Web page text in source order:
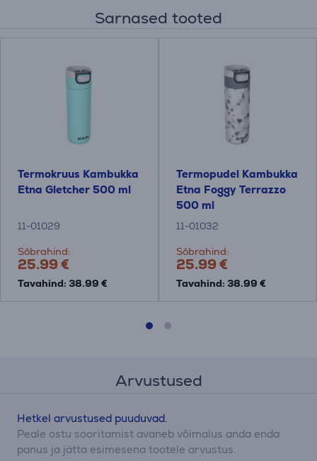
Sarnased tooted
Termokruus Kambukka
Etna Gletcher 500 ml
11-01029
Sõbrahind:
25.99 €
Tavahind: 38.99 €
Termopudel Kambukka
Etna Foggy Terrazzo
500 ml
11-01032
Sõbrahind:
25.99 €
Tavahind: 38.99 €
Arvustused
Hetkel arvustused puuduvad.
Peale ostu sooritamist avaneb võimalus anda enda
panus ja jätta esimesena tootele arvustus.